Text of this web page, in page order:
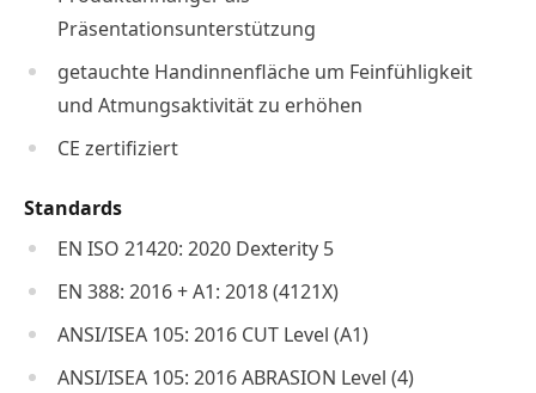
Präsentationsunterstützung
getauchte Handinnenfläche um Feinfühligkeit
und Atmungsaktivität zu erhöhen
CE zertifiziert
Standards
EN ISO 21420: 2020 Dexterity 5
EN 388: 2016 + A1: 2018 (4121X)
ANSI/ISEA 105: 2016 CUT Level (A1)
ANSI/ISEA 105: 2016 ABRASION Level (4)